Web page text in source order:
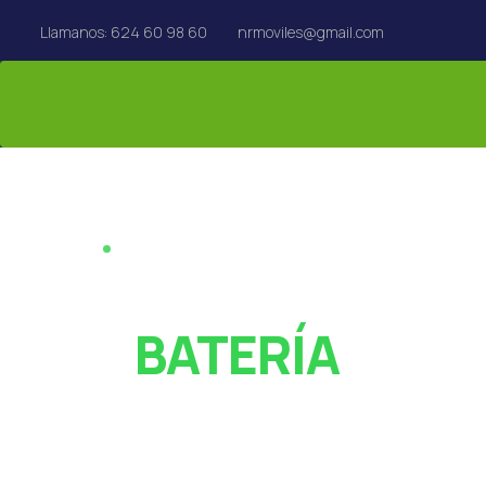
Llamanos: 624 60 98 60 nrmoviles@gmail.com
BATERÍA